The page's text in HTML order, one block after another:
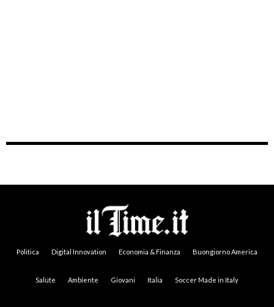
Politica Digital Innovation Economia & Finanza Buongiorno America
Salute Ambiente Giovani Italia Soccer Made in Italy